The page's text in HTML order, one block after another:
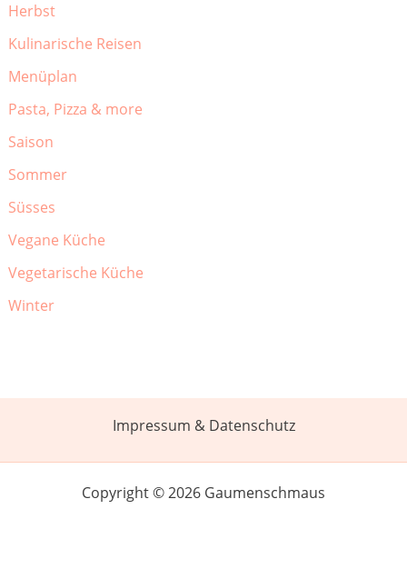
Herbst
Kulinarische Reisen
Menüplan
Pasta, Pizza & more
Saison
Sommer
Süsses
Vegane Küche
Vegetarische Küche
Winter
Impressum & Datenschutz
Copyright © 2026 Gaumenschmaus